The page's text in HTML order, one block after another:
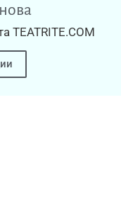
TEATRITE.COM